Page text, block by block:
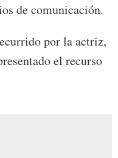
de comunicación.
por la actriz,
el recurso